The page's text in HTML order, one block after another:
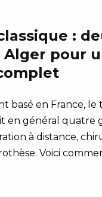
:
Alger pour
basé en France, le
en général quatre
à distance,
Voici